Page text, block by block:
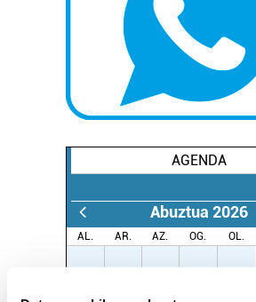
AGENDA
Abuztua 2026
AL. AR. AZ. OG. OL.